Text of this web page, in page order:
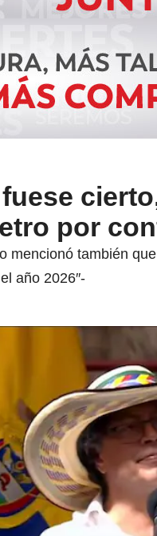
por
mencionó también
año 2026″-